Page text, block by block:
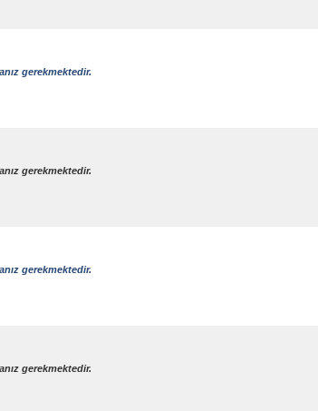
gerekmektedir.
gerekmektedir.
gerekmektedir.
gerekmektedir.